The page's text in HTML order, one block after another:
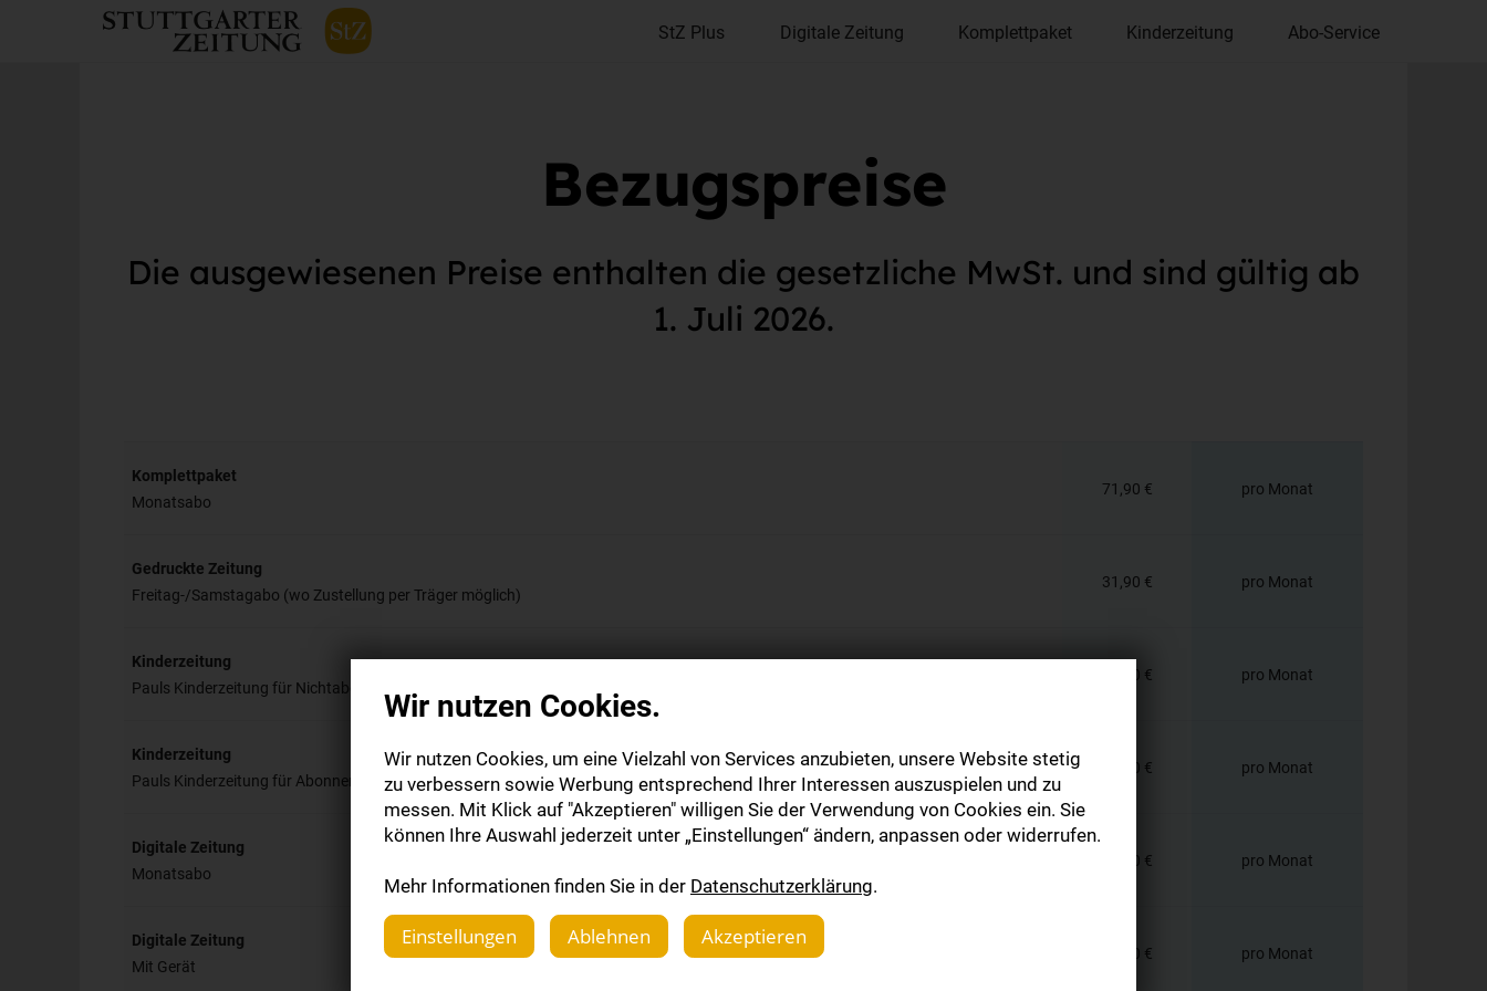
StZ Plus Digitale Zeitung Komplettpaket Kinderzeitung Abo-Service
Bezugspreise
Die ausgewiesenen Preise enthalten die gesetzliche MwSt. und sind gültig ab
1. Juli 2026.
Komplettpaket
Monatsabo
71,90 € pro Monat
Gedruckte Zeitung
Freitag-/Samstagabo (wo Zustellung per Träger möglich)
31,90 € pro Monat
Kinderzeitung
Pauls Kinderzeitung für Nichtabonnenten
13,90 € pro Monat
Kinderzeitung
Pauls Kinderzeitung für Abonnenten
11,90 € pro Monat
Digitale Zeitung
Monatsabo
42,90 € pro Monat
Digitale Zeitung
Mit Gerät
50,90 € pro Monat
Wir nutzen Cookies.
Wir nutzen Cookies, um eine Vielzahl von Services anzubieten, unsere Website stetig
zu verbessern sowie Werbung entsprechend Ihrer Interessen auszuspielen und zu
messen. Mit Klick auf "Akzeptieren" willigen Sie der Verwendung von Cookies ein. Sie
können Ihre Auswahl jederzeit unter „Einstellungen“ ändern, anpassen oder widerrufen.
Mehr Informationen finden Sie in der Datenschutzerklärung.
Einstellungen
Ablehnen Akzeptieren